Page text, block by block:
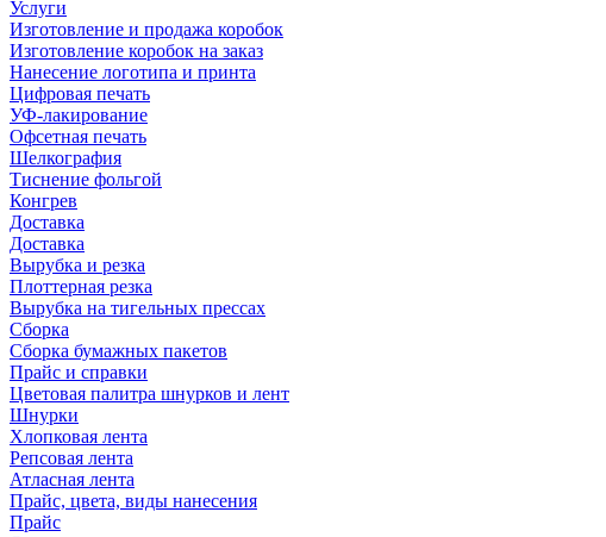
Услуги
Изготовление и продажа коробок
Изготовление коробок на заказ
Нанесение логотипа и принта
Цифровая печать
УФ-лакирование
Офсетная печать
Шелкография
Тиснение фольгой
Конгрев
Доставка
Доставка
Вырубка и резка
Плоттерная резка
Вырубка на тигельных прессах
Сборка
Сборка бумажных пакетов
Прайс и справки
Цветовая палитра шнурков и лент
Шнурки
Хлопковая лента
Репсовая лента
Атласная лента
Прайс, цвета, виды нанесения
Прайс